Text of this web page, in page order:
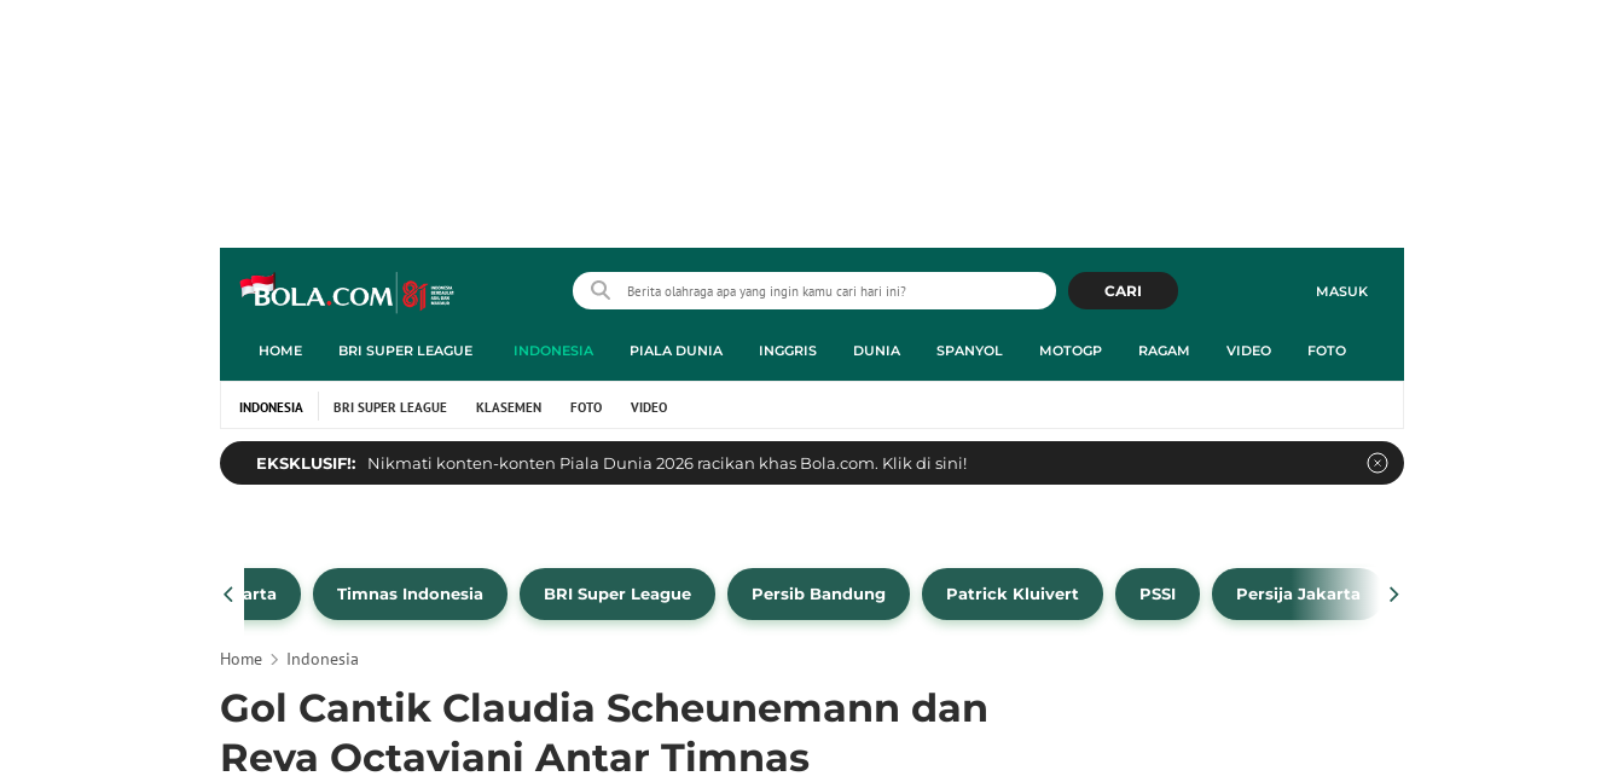
MASUK
CARI
HOME BRI SUPER LEAGUE INDONESIA PIALA DUNIA INGGRIS DUNIA SPANYOL MOTOGP RAGAM VIDEO FOTO
INDONESIA BRI SUPER LEAGUE KLASEMEN FOTO VIDEO
EKSKLUSIF!: Nikmati konten-konten Piala Dunia 2026 racikan khas Bola.com. Klik di sini!
Persija Jakarta Timnas Indonesia BRI Super League Persib Bandung Patrick Kluivert PSSI Persija Jakarta
Home Indonesia
Gol Cantik Claudia Scheunemann dan
Reva Octaviani Antar Timnas